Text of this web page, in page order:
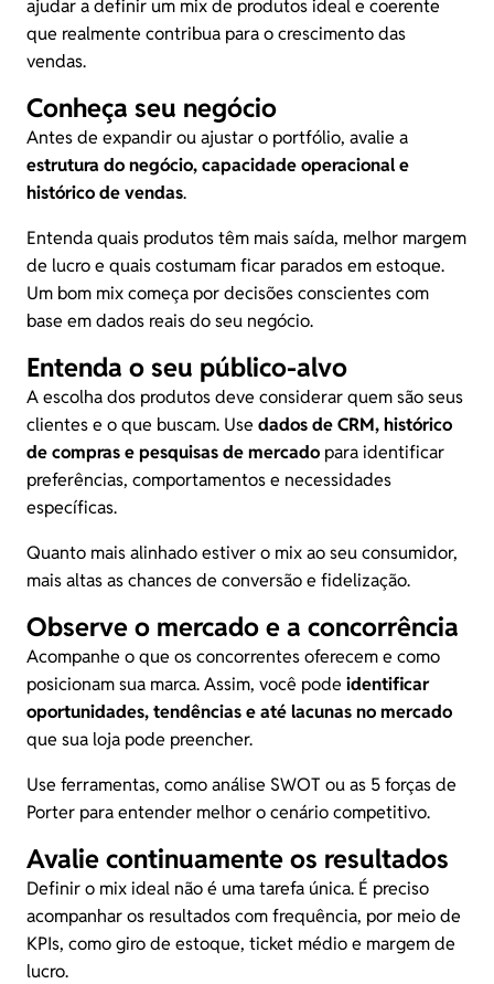
ajudar a definir um mix de produtos ideal e coerente
que realmente contribua para o crescimento das
vendas.
Conheça seu negócio
Antes de expandir ou ajustar o portfólio, avalie a
estrutura do negócio, capacidade operacional e
histórico de vendas.
Entenda quais produtos têm mais saída, melhor margem
de lucroe quais costumam ficar parados em estoque.
Um bom mix começa por decisões conscientes com
base em dados reais do seu negócio.
Entenda o seu público-alvo
A escolha dos produtos deve considerar quem são seus
clientes e o que buscam. Use dados de CRM, histórico
de compras epesquisas de mercado para identificar
preferências, comportamentos e necessidades
específicas.
Quanto mais alinhado estiver o mix ao seu consumidor,
mais altas as chances de conversão e fidelização.
Observe o mercado e a concorrência
Acompanhe o que os concorrentes oferecem e como
posicionam sua marca. Assim, você pode identificar
oportunidades, tendências e até lacunas no mercado
que sua loja pode preencher.
Use ferramentas, comoanálise SWOT ou as 5 forças de
Porter para entender melhor o cenário competitivo.
Avalie continuamente os resultados
Definir o mix ideal não é uma tarefa única. É preciso
acompanhar os resultados com frequência, por meio de
KPIs, como giro de estoque, ticket médio e margem de
lucro.